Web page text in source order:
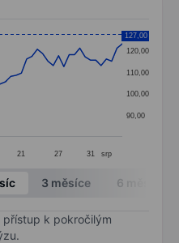
categories.
values. Data
21 27 31 srp
90,00
100,00
110,00
120,00
127,00
3 měsíce 6 měsíců
přístup k pokročilým